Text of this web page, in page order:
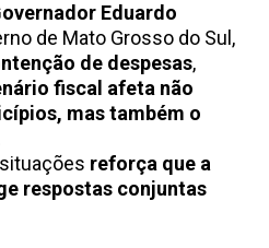
Eduardo
de Mato Grosso do Sul,
de despesas,
fiscal afeta não
mas também o
reforça que a
respostas conjuntas